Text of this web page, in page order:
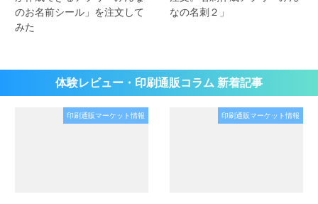
のお名前シール」を注文して
みた
なの名刺２」
体験レビュー・印刷通販コラム 新着記事
印刷通販マーケット情報 印刷通販マーケット情報